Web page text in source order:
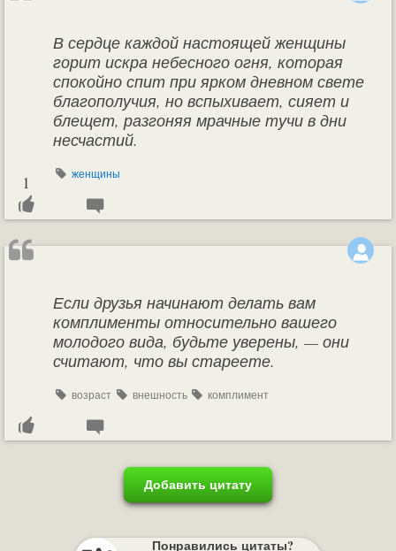
В сердце каждой настоящей женщины
горит искра небесного огня, которая
спокойно спит при ярком дневном свете
благополучия, но вспыхивает, сияет и
блещет, разгоняя мрачные тучи в дни
несчастий.
женщины
1
Если друзья начинают делать вам
комплименты относительно вашего
молодого вида, будьте уверены, — они
считают, что вы стареете.
возраст внешность комплимент
Добавить цитату
Понравились цитаты?